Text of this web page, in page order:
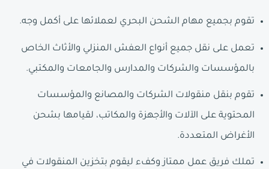
تقوم بجميع مهام الشحن البحري لعملائها على أكمل وجه.
تعمل على نقل جميع أنواع العفش المنزلي والأثاث الخاص
بالمؤسسات والشركات والمدارس والجامعات والمكتبي.
تقوم بنقل منقولات الشركات والمصانع والمؤسسات
المحتوية على الآلات والأجهزة والمكاتب، لقيامها بشحن
الأغراض المتعددة.
تملك فريق عمل ممتاز وكفء ليقوم بتخزين المنقولات في